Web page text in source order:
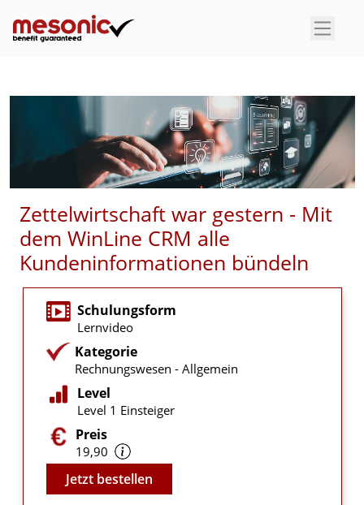
×
Zettelwirtschaft war gestern - Mit
dem WinLine CRM alle
Kundeninformationen bündeln
Schulungsform
Lernvideo
Kategorie
Rechnungswesen - Allgemein
Level
Level 1 Einsteiger
Preis
19,90
Video
Jetzt bestellen